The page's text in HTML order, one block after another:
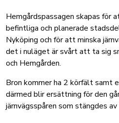
Hemgårdspassagen skapas
befintliga och planerade
Nyköping och för att minska
det i nuläget är svårt att ta sig
och Hemgården.
Bron kommer ha 2 körfält samt
därmed blir ersättning för den
järnvägsspåren som stängdes